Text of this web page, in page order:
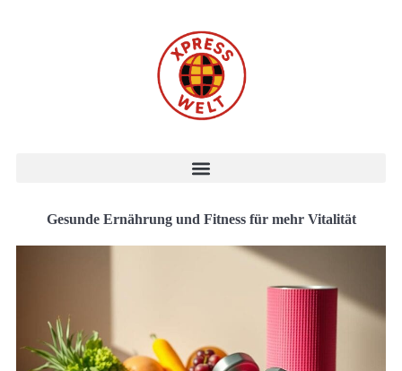
Gesunde Ernährung und Fitness für mehr Vitalität